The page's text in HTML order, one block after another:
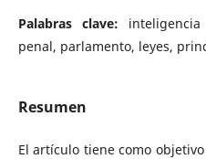
Palabras clave:
penal, parlamento, leyes,
Resumen
El artículo tiene como